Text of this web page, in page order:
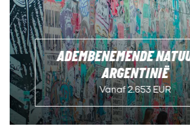
ADEMBENEMENDE
ARGENTINIË
Vanaf 2.653 EUR